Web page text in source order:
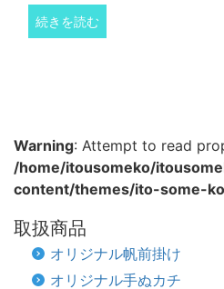
続きを読む
Warning: Attempt to read
/home/itousomeko/
content/themes/ito-some-
取扱商品
オリジナル帆前掛け
オリジナル手ぬカチ